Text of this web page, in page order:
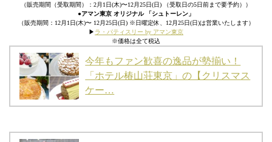
（販売期間（受取期間）：2月1日(木)〜12月25日(日) （受取日の5日前まで要予約））
●アマン東京 オリジナル 「シュトーレン」
（販売期間：12月1日(木)〜 12月25日(日) ※日曜定休、12月25日(日)は営業いたします）
▶︎ ラ・パティスリー by アマン東京
※価格は全て税込
今年もファン歓喜の逸品が勢揃い！
「ホテル椿山荘東京」の【クリスマス
ケー…